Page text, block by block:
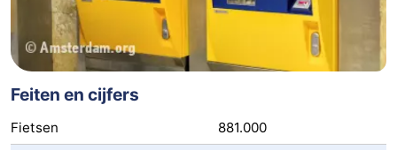
Feiten en cijfers
Fietsen
881.000